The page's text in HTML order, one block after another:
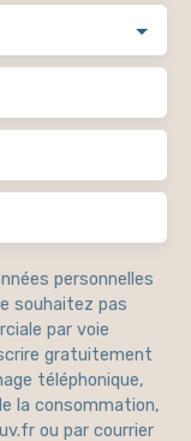
personnelles
souhaitez pas
par voie
gratuitement
téléphonique,
la consommation,
ou par courrier